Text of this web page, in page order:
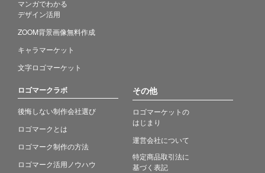
マンガでわかる
デザイン活用
ZOOM背景画像無料作成
キャラマーケット
文字ロゴマーケット
ロゴマークラボ
後悔しない制作会社選び
ロゴマークとは
ロゴマーク制作の方法
ロゴマーク活用ノウハウ
その他
ロゴマーケットの
はじまり
運営会社について
特定商品取引法に
基づく表記